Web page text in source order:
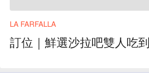
LA FARFALLA
訂位｜鮮選沙拉吧雙人吃